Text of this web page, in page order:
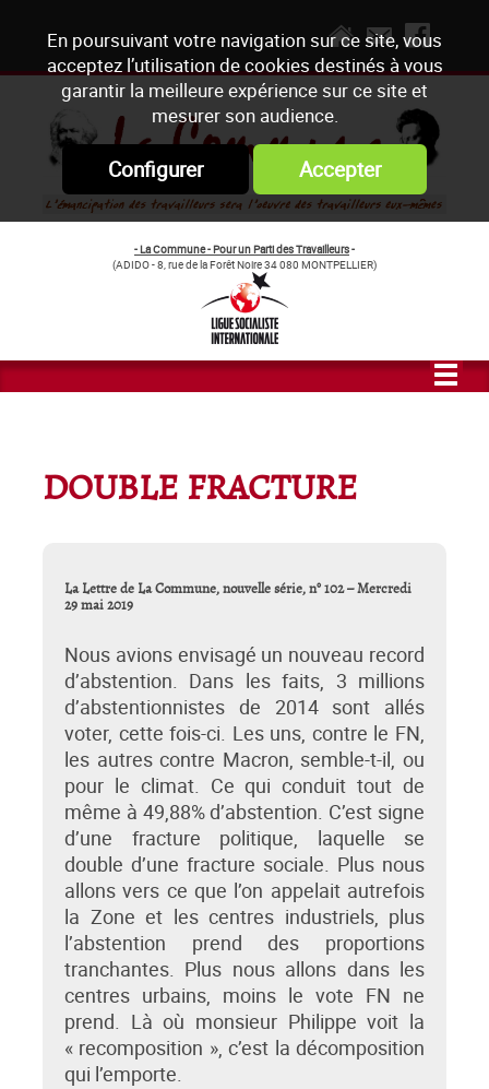
En poursuivant votre navigation sur ce site, vous
acceptez l’utilisation de cookies destinés à vous
garantir la meilleure expérience sur ce site et
mesurer son audience.
Configurer Accepter
- La Commune - Pour un Parti des Travailleurs-
(ADIDO - 8, rue de la Forêt Noire 34 080 MONTPELLIER)
DOUBLE FRACTURE
La Lettre de La Commune, nouvelle série, n° 102 – Mercredi
29 mai 2019
Nous avions envisagé un nouveau record
d’abstention. Dans les faits, 3 millions
d’abstentionnistes de 2014 sont allés
voter, cette fois-ci. Les uns, contre le FN,
les autres contre Macron, semble-t-il, ou
pour le climat. Ce qui conduit tout de
même à 49,88% d’abstention. C’est signe
d’une fracture politique, laquelle se
double d’une fracture sociale. Plus nous
allons vers ce que l’on appelait autrefois
la Zone et les centres industriels, plus
l’abstention prend des proportions
tranchantes. Plus nous allons dans les
centres urbains, moins le vote FN ne
prend. Là où monsieur Philippe voit la
« recomposition », c’est la décomposition
qui l’emporte.